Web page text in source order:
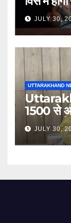
अगस्त को
JULY 30,
UTTARAKHAND
1500 से
मंत्री धन
JULY 30,